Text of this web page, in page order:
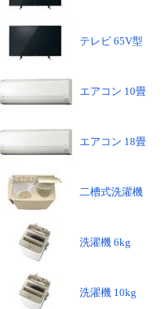
テレビ 65V型
エアコン 10畳
エアコン 18畳
二槽式洗濯機
洗濯機 6kg
洗濯機 10kg